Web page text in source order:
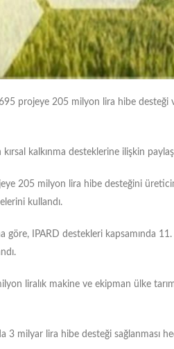
695 projeye 205 milyon lira hibe desteği
kalkınma desteklerine ilişkin
205 milyon lira hibe desteğini
kullandı.
göre, IPARD destekleri kapsamında 11.
liralık makine ve ekipman ülke
3 milyar lira hibe desteği sağlanması